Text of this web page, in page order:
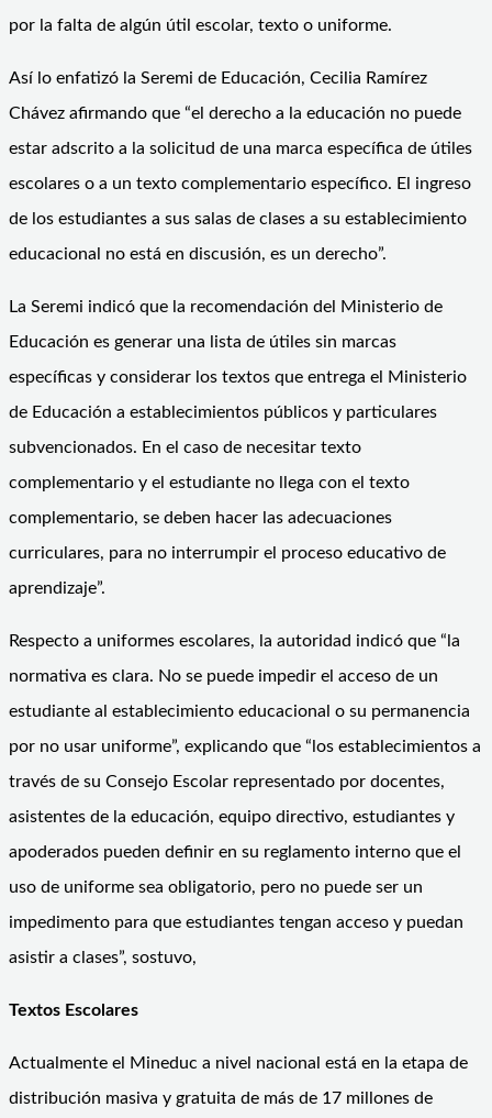
por la falta de algún útil escolar, texto o uniforme.
Así lo enfatizó la Seremi de Educación, Cecilia Ramírez
Chávez afirmando que “el derecho a la educación no puede
estar adscrito a la solicitud de una marca específica de útiles
escolares o a un texto complementario específico. El ingreso
de los estudiantes a sus salas de clases a su establecimiento
educacional no está en discusión, es un derecho”.
La Seremi indicó que la recomendación del Ministerio de
Educación es generar una lista de útiles sin marcas
específicas y considerar los textos que entrega el Ministerio
de Educación a establecimientos públicos y particulares
subvencionados. En el caso de necesitar texto
complementario y el estudiante no llega con el texto
complementario, se deben hacer las adecuaciones
curriculares, para no interrumpir el proceso educativo de
aprendizaje”.
Respecto a uniformes escolares, la autoridad indicó que “la
normativa es clara. No se puede impedir el acceso de un
estudiante al establecimiento educacional o su permanencia
por no usar uniforme”, explicando que “los establecimientos a
través de su Consejo Escolar representado por docentes,
asistentes de la educación, equipo directivo, estudiantes y
apoderados pueden definir en su reglamento interno que el
uso de uniforme sea obligatorio, pero no puede ser un
impedimento para que estudiantes tengan acceso y puedan
asistir a clases”, sostuvo,
Textos Escolares
Actualmente el Mineduc a nivel nacional está en la etapa de
distribución masiva y gratuita de más de 17 millones de